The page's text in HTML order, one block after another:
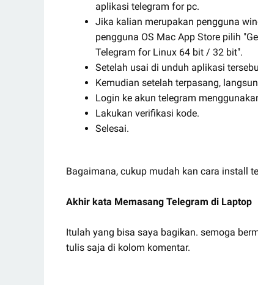
aplikasi telegram for pc.
Jika kalian merupakan pengguna
pengguna OS Mac App Store pilih
Telegram for Linux 64 bit / 32 bit".
Setelah usai di unduh aplikasi
Kemudian setelah terpasang,
Login ke akun telegram
Lakukan verifikasi kode.
Selesai.
Bagaimana, cukup mudah kan cara install
Akhir kata Memasang Telegram di Laptop
Itulah yang bisa saya bagikan. semoga
tulis saja di kolom komentar.